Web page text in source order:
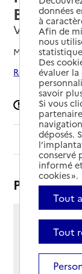
Bonin
Vénissieux,
Mis à jour le
Rechercher les
Signaler
Sommaire
69200 -
Voir
données
à
Afin de
nous
Des
évaluer
savoir
Si vous
déposés.
conservé
informé
cookies ».
Tout
Tout